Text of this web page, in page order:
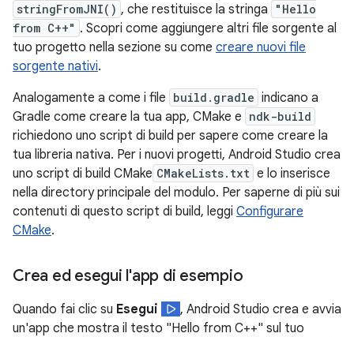
stringFromJNI() , che restituisce la stringa
"Hello
from C++" . Scopri come aggiungere altri file sorgente al
tuo progetto nella sezione su come creare nuovi file
sorgente nativi.
Analogamente a come i file build.gradle indicano a
Gradle come creare la tua app, CMake e ndk-build
richiedono uno script di build per sapere come creare la
tua libreria nativa. Per i nuovi progetti, Android Studio crea
uno script di build CMake CMakeLists.txt e lo inserisce
nella directory principale del modulo. Per saperne di più sui
contenuti di questo script di build, leggi Configurare
CMake.
Crea ed esegui l'app di esempio
Quando fai clic su Esegui
, Android Studio crea e avvia
un'app che mostra il testo "Hello from C++" sul tuo